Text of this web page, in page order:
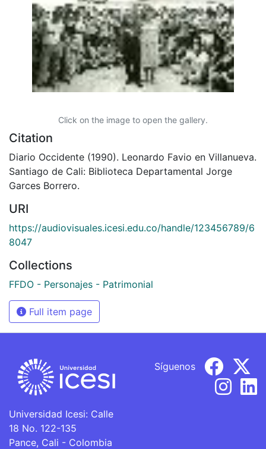
Click on the image to open the gallery.
Citation
Diario Occidente (1990). Leonardo Favio en Villanueva.
Santiago de Cali: Biblioteca Departamental Jorge
Garces Borrero.
URI
https://audiovisuales.icesi.edu.co/handle/123456789/6
8047
Collections
FFDO - Personajes - Patrimonial
Full item page
Universidad Icesi: Calle
18 No. 122-135
Pance, Cali - Colombia
Síguenos